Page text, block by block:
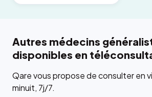
Autres médecins
disponibles en
Qare vous propose de consulter en
minuit, 7j/7.